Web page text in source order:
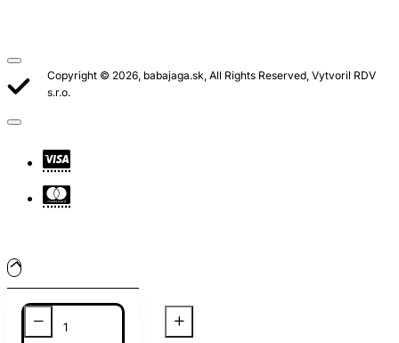
Copyright © 2026, babajaga.sk, All Rights Reserved, Vytvoril RDV
s.r.o.